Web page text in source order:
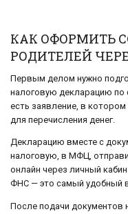
КАК ОФОРМИТЬ
РОДИТЕЛЕЙ
Первым делом нужно
налоговую декларацию
есть заявление, в
для перечисления денег.
Декларацию вместе с
налоговую, в МФЦ,
онлайн через личный
ФНС — это самый удобный
После подачи документов